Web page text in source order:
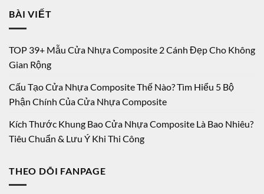
BÀI VIẾT
TOP 39+ Mẫu Cửa Nhựa Composite 2 Cánh Đẹp Cho Không
Gian Rộng
Cấu Tạo Cửa Nhựa Composite Thế Nào? Tìm Hiểu 5 Bộ
Phận Chính Của Cửa Nhựa Composite
Kích Thước Khung Bao Cửa Nhựa Composite Là Bao Nhiêu?
Tiêu Chuẩn & Lưu Ý Khi Thi Công
THEO DÕI FANPAGE